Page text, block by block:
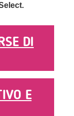
DI
E